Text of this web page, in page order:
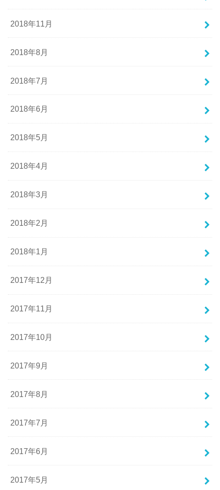
2018年11月
2018年8月
2018年7月
2018年6月
2018年5月
2018年4月
2018年3月
2018年2月
2018年1月
2017年12月
2017年11月
2017年10月
2017年9月
2017年8月
2017年7月
2017年6月
2017年5月